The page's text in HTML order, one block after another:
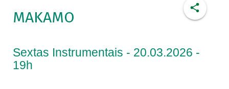
MAKAMO
Sextas Instrumentais - 20.03.2026 -
19h